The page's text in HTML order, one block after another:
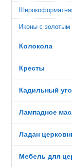
Иконы с золотым
Колокола
Кресты
Кадильный
Лампадное
Ладан
Мебель для